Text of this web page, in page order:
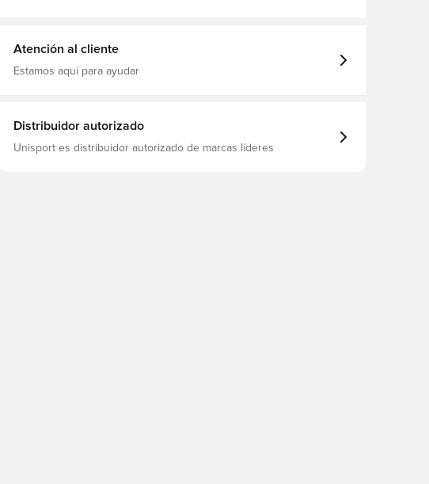
Atención al cliente
Estamos aquí para ayudar
Distribuidor autorizado
Unisport es distribuidor autorizado de marcas líderes